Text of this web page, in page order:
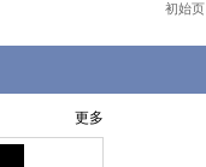
初始页
更多